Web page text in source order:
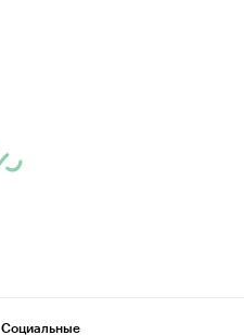
Социальные